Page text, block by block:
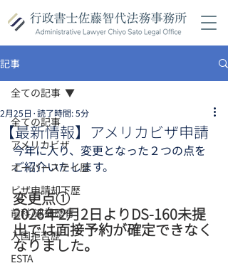
記事
全ての記事
アメリカビザ
オーバーステイ歴
ビザ申請却下歴
前科/逮捕歴有
入国拒否歴
ESTA
全ての記事
【最新情報】アメリカビザ申請
2月25日 読了時間: 5分
今年に入り、変更となった２つの点を
ご紹介いたします。
変更点①
2026年2月2日よりDS-160未提
出では面接予約が確定できなく
なりました。